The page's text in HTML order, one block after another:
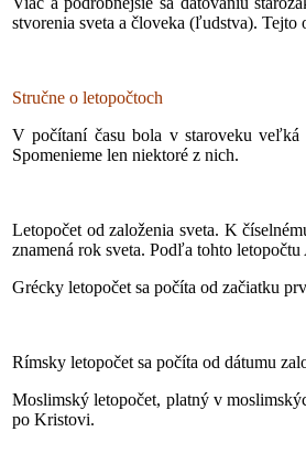
stvorenia sveta a človeka (ľudstva). Tejto
Stručne o letopočtoch
V počítaní času bola v staroveku veľká
Spomenieme len niektoré z nich.
Letopočet od založenia sveta. K
znamená rok sveta. Podľa tohto
Grécky letopočet sa počíta od začiatku
Rímsky letopočet sa počíta od dátumu
Moslimský letopočet, platný v
po Kristovi.